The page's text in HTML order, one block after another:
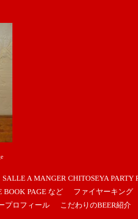
SALLE A MANGER CHITOSEYA PARTY
BOOK PAGE など
ファイヤーキン
プロフィール こだわりのBEER紹介